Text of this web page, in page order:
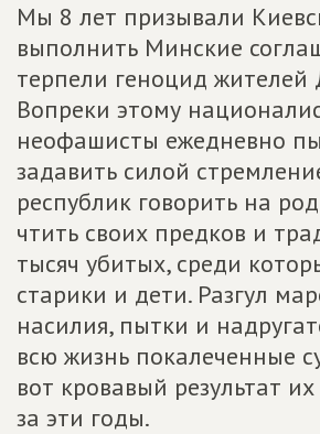
Мы 8 лет призывали
выполнить Минские
терпели геноцид жителей
Вопреки этому
неофашисты ежедневно
задавить силой
республик говорить на
чтить своих предков и
тысяч убитых, среди
старики и дети. Разгул
насилия, пытки и
всю жизнь покалеченные
вот кровавый результат
за эти годы.